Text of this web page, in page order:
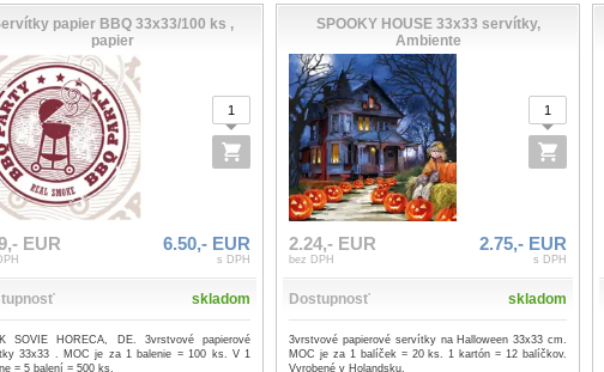
papier BBQ 33x33/100 ks ,
papier
EUR 6.50,- EUR
s DPH
skladom
SOVIE HORECA, DE. 3vrstvové papierové
33x33 . MOC je za 1 balenie = 100 ks. V 1
= 5 balení = 500 ks.
SPOOKY HOUSE 33x33 servítky,
Ambiente
2.24,- EUR
bez DPH
2.75,- EUR
s DPH
Dostupnosť skladom
3vrstvové papierové servítky na Halloween 33x33 cm.
MOC je za 1 balíček = 20 ks. 1 kartón = 12 balíčkov.
Vyrobené v Holandsku.